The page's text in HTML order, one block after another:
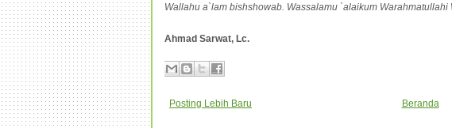
Wallahu a`lam bishshowab. Wassalamu `alaikum Warahmatullahi
Ahmad Sarwat, Lc.
Posting Lebih Baru Beranda